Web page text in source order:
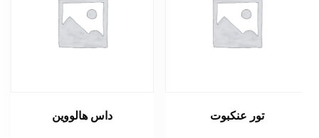
تور عنکبوت داس هالووین